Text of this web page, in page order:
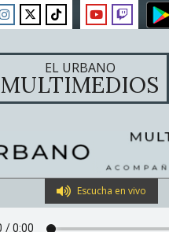
EL URBANO
MULTIMEDIOS
Escucha en vivo